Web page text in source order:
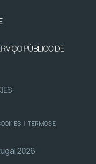
PÚBLICO DE
| TERMOS E
2026